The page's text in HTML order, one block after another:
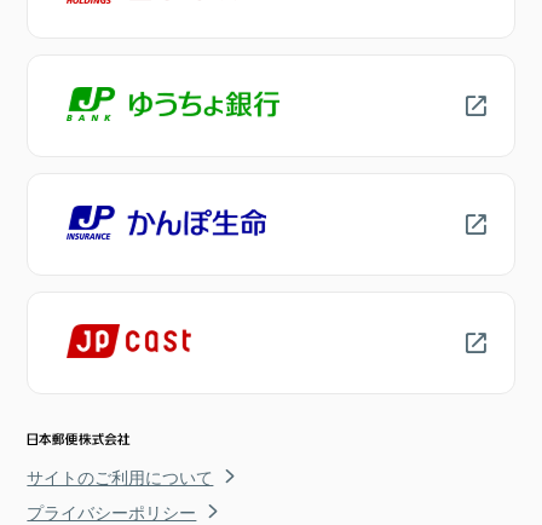
サイトのご利用について
プライバシーポリシー